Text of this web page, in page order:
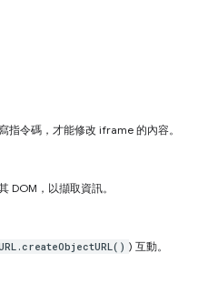
指令碼，才能修改 iframe 的內容。
DOM，以擷取資訊。
) 互動。